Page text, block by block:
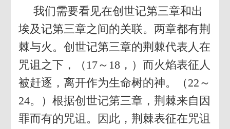
我们需要看见在创世记第三章和出
埃及记第三章之间的关联。两章都有荆
棘与火。创世记第三章的荆棘代表人在
咒诅之下，（17～18，）而火焰表征人
被赶逐，离开作为生命树的神。（22～
24。）根据创世记第三章，荆棘来自因
罪而有的咒诅。因此，荆棘表征在咒诅